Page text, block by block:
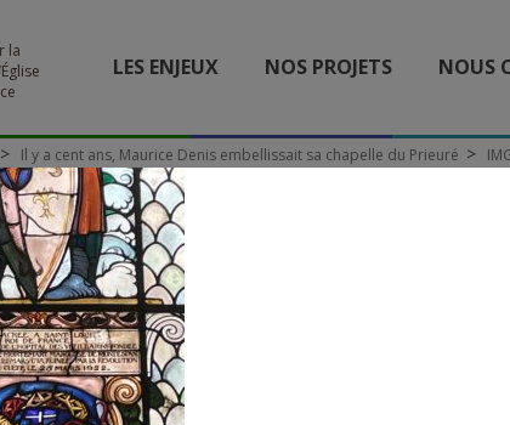
la
LES ENJEUX NOS PROJETS NOUS
Il y a cent ans, Maurice Denis embellissait sa chapelle du Prieuré